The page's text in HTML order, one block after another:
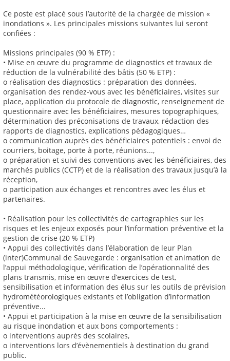
Ce poste est placé sous l’autorité de la chargée de mission «
inondations ». Les principales missions suivantes lui seront
confiées :
Missions principales (90 % ETP) :
• Mise en œuvre du programme de diagnostics et travaux de
réduction de la vulnérabilité des bâtis (50 % ETP) :
o réalisation des diagnostics : préparation des données,
organisation des rendez-vous avec les bénéficiaires, visites sur
place, application du protocole de diagnostic, renseignement de
questionnaire avec les bénéficiaires, mesures topographiques,
détermination des préconisations de travaux, rédaction des
rapports de diagnostics, explications pédagogiques…
o communication auprès des bénéficiaires potentiels : envoi de
courriers, boitage, porte à porte, réunions...,
o préparation et suivi des conventions avec les bénéficiaires, des
marchés publics (CCTP) et de la réalisation des travaux jusqu’à la
réception,
o participation aux échanges et rencontres avec les élus et
partenaires.
• Réalisation pour les collectivités de cartographies sur les
risques et les enjeux exposés pour l’information préventive et la
gestion de crise (20 % ETP)
• Appui des collectivités dans l’élaboration de leur Plan
(inter)Communal de Sauvegarde : organisation et animation de
l’appui méthodologique, vérification de l’opérationnalité des
plans transmis, mise en œuvre d’exercices de test,
sensibilisation et information des élus sur les outils de prévision
hydrométéorologiques existants et l’obligation d’information
préventive...
• Appui et participation à la mise en œuvre de la sensibilisation
au risque inondation et aux bons comportements :
o interventions auprès des scolaires,
o interventions lors d’évènementiels à destination du grand
public.